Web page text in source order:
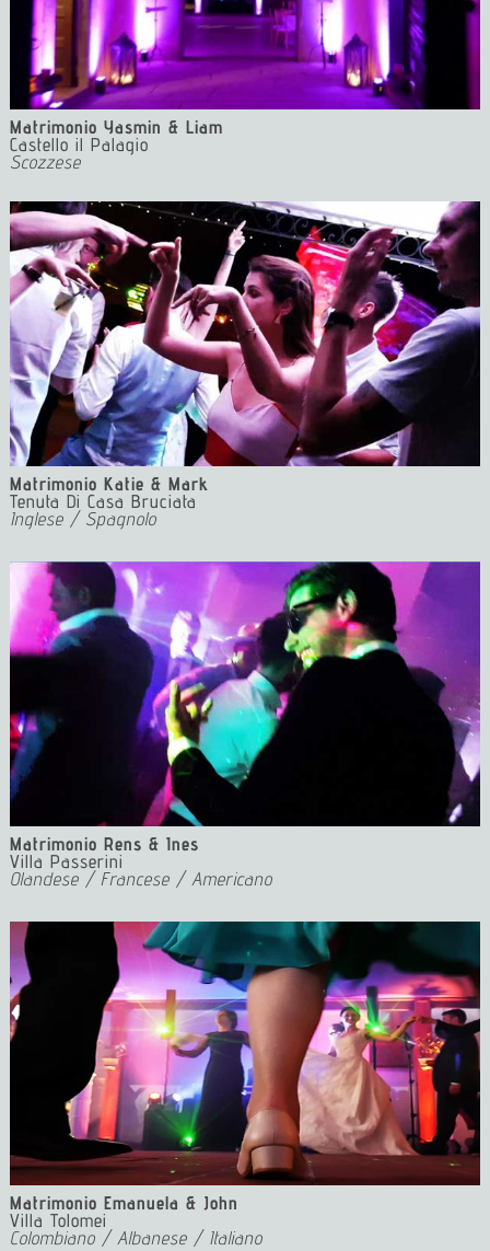
Matrimonio Yasmin & Liam
Castello il Palagio
Scozzese1 Dj Matrimonio Firenze Dj Matrimonio Toscana Wedding
Matrimonio Katie & Mark
Tenuta Di Casa Bruciata
Inglese / Spagnolo
Matrimonio Rens & Ines
Villa Passerini
Olandese / Francese / Americano
Matrimonio Emanuela & John
Villa Tolomei
Colombiano / Albanese / Italiano